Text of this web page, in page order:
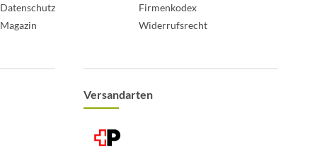
Datenschutz
Firmenkodex
Magazin
Widerrufsrecht
Versandarten